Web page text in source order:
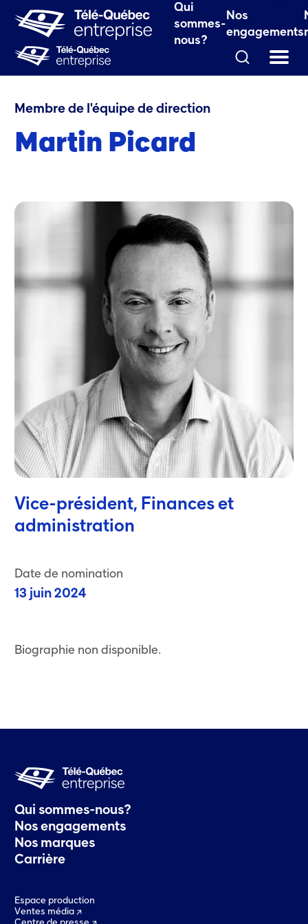
Qui
sommes-
nous?
Nos
engagements
fenêtre.)
Qui sommes-nous?
Membre de l'équipe de direction
Martin Picard
Vice-président, Finances et
administration
Date de nomination
13 juin 2024
Biographie non disponible.
Qui sommes-nous?
Nos engagements
Nos marques
Carrière
Espace production
Ventes média